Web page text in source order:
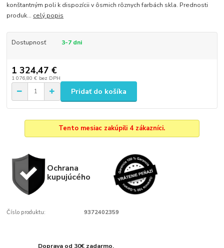
konštantným poli k dispozícii v ôsmich rôznych farbách skla. Prednosti
produk... celý popis
Dostupnosť 3-7 dni
1 324,47 €
1 076,80 € bez DPH
Pridať do košíka
Tento mesiac zakúpili 4 zákazníci.
Ochrana
kupujúcého
Číslo produktu: 9372402359
Doprava od 30€ zadarmo.